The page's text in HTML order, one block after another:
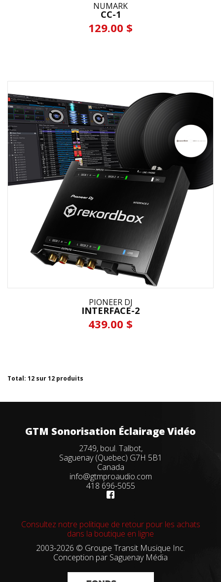
NUMARK
CC-1
129.00 $
PIONEER DJ
INTERFACE-2
439.00 $
Total: 12 sur 12 produits
GTM Sonorisation Éclairage Vidéo
2749, boul. Talbot,
Saguenay (Quebec) G7H 5B1
Canada
info@gtmproaudio.com
418 696-5055
Consultez notre politique de retour pour les achats
dans la boutique en ligne
2003-2026 © Groupe Transit Musique Inc.
Conception par Saguenay Média